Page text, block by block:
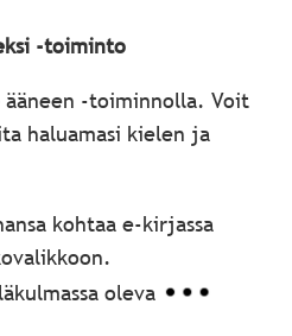
-toiminto
-toiminnolla. Voit
haluamasi kielen ja
kohtaa e-kirjassa
oleva